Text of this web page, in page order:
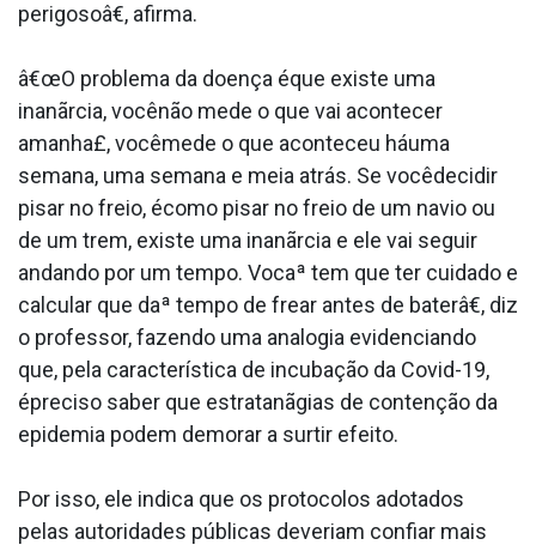
perigosoâ€, afirma.
â€œO problema da doença éque existe uma
inanãrcia, vocênão mede o que vai acontecer
amanha£, vocêmede o que aconteceu háuma
semana, uma semana e meia atrás. Se vocêdecidir
pisar no freio, écomo pisar no freio de um navio ou
de um trem, existe uma inanãrcia e ele vai seguir
andando por um tempo. Vocaª tem que ter cuidado e
calcular que daª tempo de frear antes de baterâ€, diz
o professor, fazendo uma analogia evidenciando
que, pela caracterí­stica de incubação da Covid-19,
épreciso saber que estratanãgias de contenção da
epidemia podem demorar a surtir efeito.
Por isso, ele indica que os protocolos adotados
pelas autoridades públicas deveriam confiar mais